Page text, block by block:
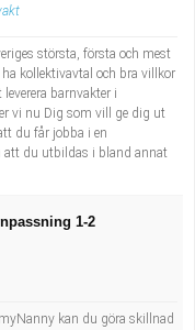
största, första och mest
kollektivavtal och bra villkor
barnvakter i
vi nu Dig som vill ge dig ut
du får jobba i en
att du utbildas i bland annat
1-2
kan du göra skillnad